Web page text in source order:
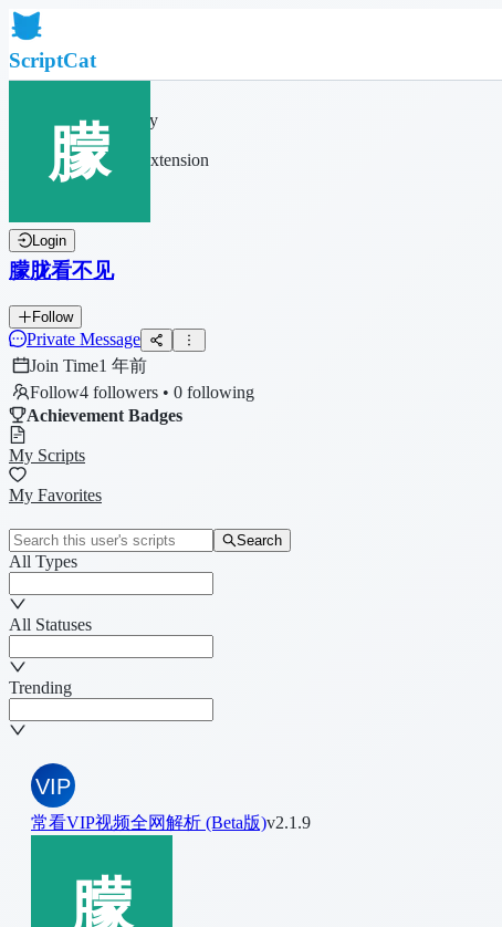
ScriptCat
Community
Script List
Browser Extension
Login
朦胧看不见
Follow
Private Message
Join Time1 年前
Follow4 followers • 0 following
Achievement Badges
My Scripts
My Favorites
Search
All Types
All Statuses
Trending
常看VIP视频全网解析 (Beta版)v2.1.9